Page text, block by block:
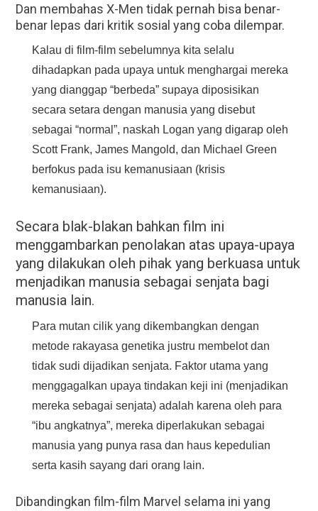
Dan membahas X-Men tidak pernah bisa benar-
benar lepas dari kritik sosial yang coba dilempar.
Kalau di film-film sebelumnya kita selalu
dihadapkan pada upaya untuk menghargai mereka
yang dianggap “berbeda” supaya diposisikan
secara setara dengan manusia yang disebut
sebagai “normal”, naskah Logan yang digarap oleh
Scott Frank, James Mangold, dan Michael Green
berfokus pada isu kemanusiaan (krisis
kemanusiaan).
Secara blak-blakan bahkan film ini
menggambarkan penolakan atas upaya-upaya
yang dilakukan oleh pihak yang berkuasa untuk
menjadikan manusia sebagai senjata bagi
manusia lain.
Para mutan cilik yang dikembangkan dengan
metode rakayasa genetika justru membelot dan
tidak sudi dijadikan senjata. Faktor utama yang
menggagalkan upaya tindakan keji ini (menjadikan
mereka sebagai senjata) adalah karena oleh para
“ibu angkatnya”, mereka diperlakukan sebagai
manusia yang punya rasa dan haus kepedulian
serta kasih sayang dari orang lain.
Dibandingkan film-film Marvel selama ini yang